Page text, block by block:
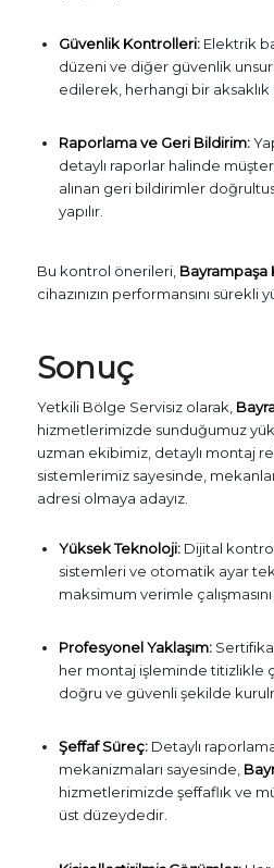
Güvenlik Kontrolleri:Elektrik
düzeni ve diğer güvenlik
edilerek, herhangi bir
Raporlama ve Geri Bildirim:
detaylı raporlar halinde
alınan geri bildirimler
yapılır.
Bu kontrol önerileri, Bayrampaşa
cihazınızın performansını
Sonuç
Yetkili Bölge Servisiz olarak,
hizmetlerimizde sunduğumuz
uzman ekibimiz, detaylı montaj
sistemlerimiz sayesinde,
adresi olmaya adayız.
Yüksek Teknoloji:Dijital kontrol
sistemleri ve otomatik ayar
maksimum verimle
Profesyonel Yaklaşım:
her montaj işleminde titizlikle
doğru ve güvenli şekilde
Şeffaf Süreç:Detaylı
mekanizmaları sayesinde,
hizmetlerimizde şeffaflık ve
üst düzeydedir.